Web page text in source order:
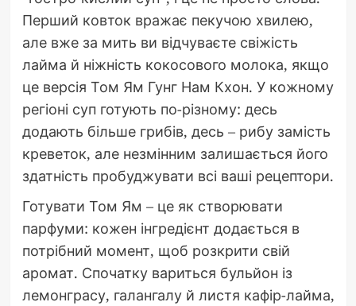
Перший ковток вражає пекучою хвилею,
але вже за мить ви відчуваєте свіжість
лайма й ніжність кокосового молока, якщо
це версія Том Ям Гунг Нам Кхон. У кожному
регіоні суп готують по-різному: десь
додають більше грибів, десь – рибу замість
креветок, але незмінним залишається його
здатність пробуджувати всі ваші рецептори.
Готувати Том Ям – це як створювати
парфуми: кожен інгредієнт додається в
потрібний момент, щоб розкрити свій
аромат. Спочатку вариться бульйон із
лемонграсу, галангалу й листя кафір-лайма,